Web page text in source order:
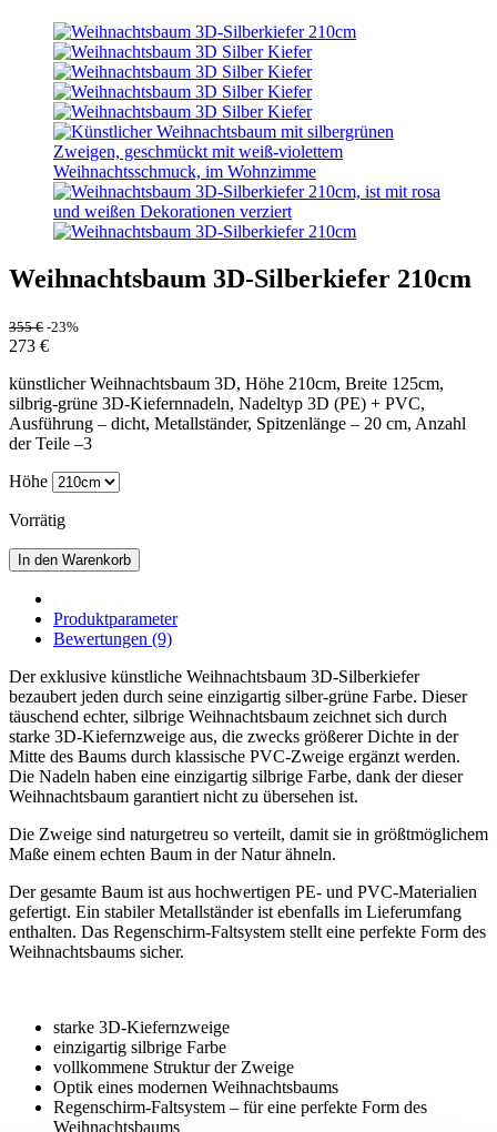
Weihnachtsbaum 3D-Silberkiefer 210cm
355€ -23%
273 €
künstlicher Weihnachtsbaum 3D, Höhe 210cm, Breite 125cm,
silbrig-grüne 3D-Kiefernnadeln, Nadeltyp 3D (PE) + PVC,
Ausführung – dicht, Metallständer, Spitzenlänge – 20 cm, Anzahl
der Teile –3
Höhe
Vorrätig
In den Warenkorb
Produktparameter
Bewertungen (9)
Der exklusive künstliche Weihnachtsbaum 3D-Silberkiefer
bezaubert jeden durch seine einzigartig silber-grüne Farbe. Dieser
täuschend echter, silbrige Weihnachtsbaum zeichnet sich durch
starke 3D-Kiefernzweige aus, die zwecks größerer Dichte in der
Mitte des Baums durch klassische PVC-Zweige ergänzt werden.
Die Nadeln haben eine einzigartig silbrige Farbe, dank der dieser
Weihnachtsbaum garantiert nicht zu übersehen ist.
Die Zweige sind naturgetreu so verteilt, damit sie in größtmöglichem
Maße einem echten Baum in der Natur ähneln.
Der gesamte Baum ist aus hochwertigen PE- und PVC-Materialien
gefertigt. Ein stabiler Metallständer ist ebenfalls im Lieferumfang
enthalten. Das Regenschirm-Faltsystem stellt eine perfekte Form des
Weihnachtsbaums sicher.
starke 3D-Kiefernzweige
einzigartig silbrige Farbe
vollkommene Struktur der Zweige
Optik eines modernen Weihnachtsbaums
Regenschirm-Faltsystem – für eine perfekte Form des
Weihnachtsbaums